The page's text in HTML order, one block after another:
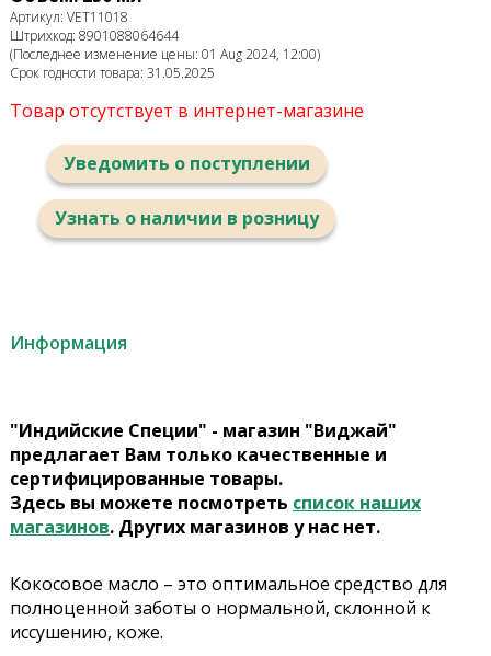
Артикул: VET11018
Штрихкод: 8901088064644
(Последнее изменение цены: 01 Aug 2024, 12:00)
Срок годности товара: 31.05.2025
Товар отсутствует в интернет-магазине
Уведомить о поступлении
Узнать о наличии в розницу
Информация
"Индийские Специи" - магазин "Виджай"
предлагает Вам только качественные и
сертифицированные товары.
Здесь вы можете посмотреть список наших
магазинов. Других магазинов у нас нет.
Кокосовое масло – это оптимальное средство для
полноценной заботы о нормальной, склонной к
иссушению, коже.